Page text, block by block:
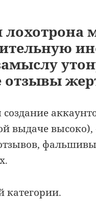
отзывы
создание
выдаче
категории.